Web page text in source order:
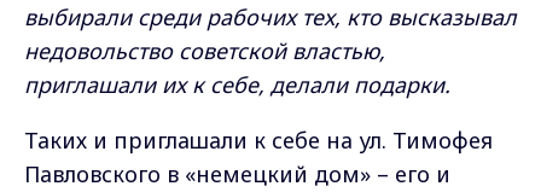
выбирали среди рабочих тех, кто высказывал
недовольство советской властью,
приглашали их к себе, делали подарки.
Таких и приглашали к себе на ул. Тимофея
Павловского в «немецкий дом» – его и